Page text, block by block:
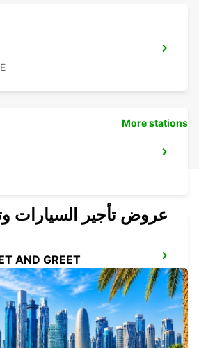
AND GREET
More stations
عروض تأجير السيارات